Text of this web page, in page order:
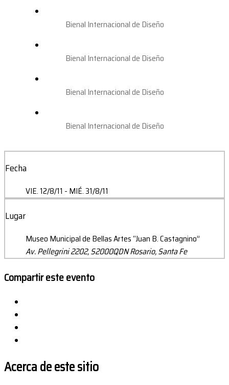
Bienal Internacional de Diseño
Bienal Internacional de Diseño
Bienal Internacional de Diseño
Bienal Internacional de Diseño
Fecha
VIE. 12/8/11 - MIÉ. 31/8/11
Lugar
Museo Municipal de Bellas Artes “Juan B. Castagnino”
Av. Pellegrini 2202, S2000QDN Rosario, Santa Fe
Compartir este evento
Acerca de este sitio